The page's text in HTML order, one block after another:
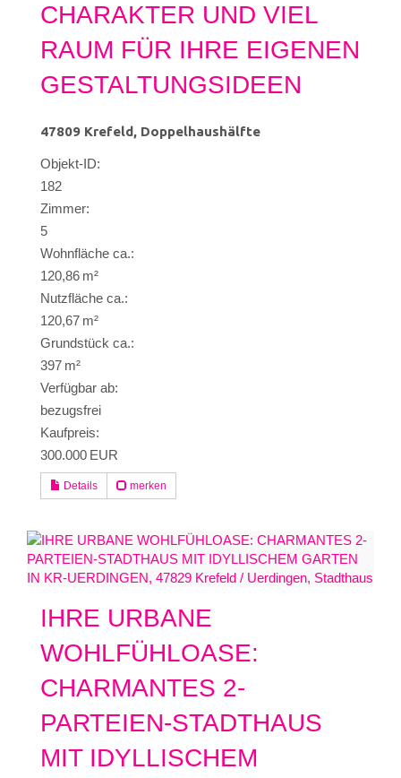
CHARAKTER UND VIEL
RAUM FÜR IHRE EIGENEN
GESTALTUNGSIDEEN
47809 Krefeld, Doppelhaushälfte
Objekt-ID:
182
Zimmer:
5
Wohnfläche ca.:
120,86 m²
Nutzfläche ca.:
120,67 m²
Grund­stück ca.:
397 m²
Verfügbar ab:
bezugsfrei
Kaufpreis:
300.000 EUR
Details merken
IHRE URBANE
WOHLFÜHLOASE:
CHARMANTES 2-
PARTEIEN-STADTHAUS
MIT IDYLLISCHEM